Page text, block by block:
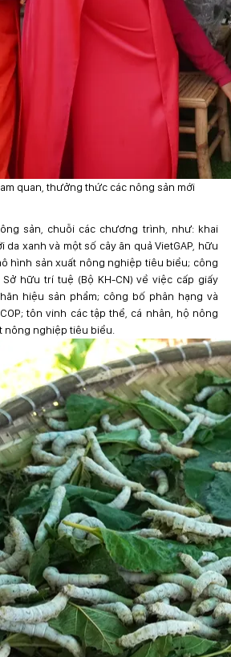
quan, thưởng thức các nông sản mới
sản, chuỗi các chương trình, như: khai
da xanh và một số cây ăn quả VietGAP, hữu
hình sản xuất nông nghiệp tiêu biểu; công
hữu trí tuệ (Bộ KH-CN) về việc cấp giấy
hiệu sản phẩm; công bố phân hạng và
tôn vinh các tập thể, cá nhân, hộ nông
nông nghiệp tiêu biểu.